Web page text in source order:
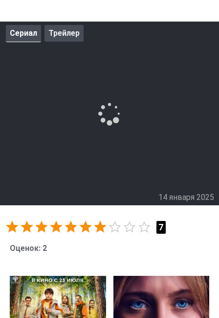
мрачное поместье, окруженное зловещими легендами.
Гибель подростков, связанная с предполагаемым
разгадке, тем больше понимает, что опасность
исходит не только из прошлого, но и из настоящего.
невинные люди. Кульминация эпизода доводит
мучительным выбором, где каждая ошибка может
стоить слишком дорого.
Сериал Трейлер
14 января 2025
7
Оценок: 2